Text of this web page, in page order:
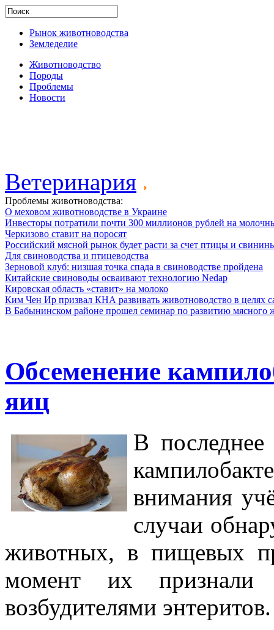
Рынок животноводства
Земледелие
Животноводство
Породы
Проблемы
Новости
Ветеринария
Проблемы животноводства:
О меховом животноводстве в Украине
Инвесторы потратили почти 300 миллионов рублей на
Черкизово ставит на поросят
Российский мясной рынок будет расти за счет птицы и
Для свиноводства и птицеводства
Зерновой клуб: низшая точка спада в свиноводстве пройдена
Китайские свиноводы осваивают технологию Nedap
Кировская область «ставит» на молоко
Ким Чен Ир призвал КНА развивать животноводство в целях
В Бабынинском районе прошел семинар по развитию мясного
Обсеменение
яиц
В последнее
внимания
случаи
животных, в пищевых
момент их признали
возбудителями энтеритов.